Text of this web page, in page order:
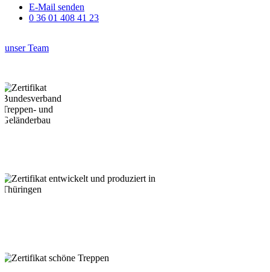
E-Mail senden
0 36 01 408 41 23
unser Team